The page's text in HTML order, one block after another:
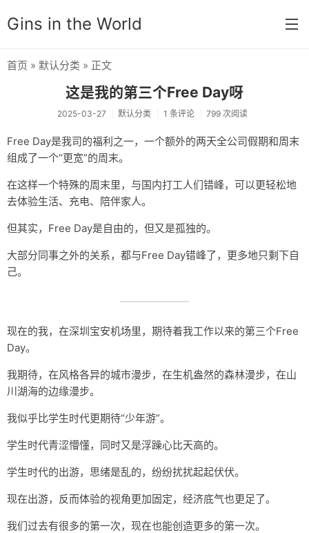
Gins in the World
分类
默认分类
思想锚点
友链
关于
首页 » 默认分类 » 正文
这是我的第三个Free Day呀
2025-03-27 默认分类 1 条评论 799 次阅读
Free Day是我司的福利之一，一个额外的两天全公司假期和周末
组成了一个“更宽”的周末。
在这样一个特殊的周末里，与国内打工人们错峰，可以更轻松地
去体验生活、充电、陪伴家人。
但其实，Free Day是自由的，但又是孤独的。
大部分同事之外的关系，都与Free Day错峰了，更多地只剩下自
己。
现在的我，在深圳宝安机场里，期待着我工作以来的第三个Free
Day。
我期待，在风格各异的城市漫步，在生机盎然的森林漫步，在山
川湖海的边缘漫步。
我似乎比学生时代更期待“少年游”。
学生时代青涩懵懂，同时又是浮躁心比天高的。
学生时代的出游，思绪是乱的，纷纷扰扰起起伏伏。
现在出游，反而体验的视角更加固定，经济底气也更足了。
我们过去有很多的第一次，现在也能创造更多的第一次。